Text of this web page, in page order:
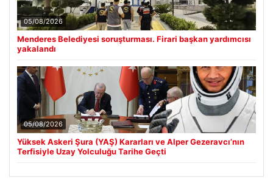
05/08/2026
Menderes Belediyesi soruşturması. Firari başkan yardımcısı
yakalandı
05/08/2026
Yüksek Askeri Şura (YAŞ) Kararları ve Alper Gezeravcı’nın
Terfisiyle Uzay Yolculuğu Tarihe Geçti